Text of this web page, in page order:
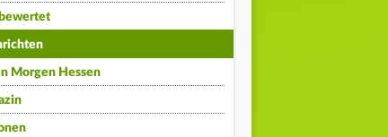
Morgen Hessen